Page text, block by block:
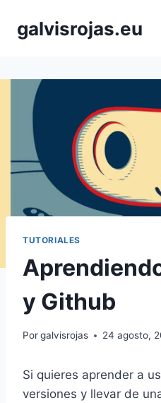
galvisrojas.eu
TUTORIALES
y Github
Porgalvisrojas 24 agosto,
Si quieres aprender a
versiones y llevar de